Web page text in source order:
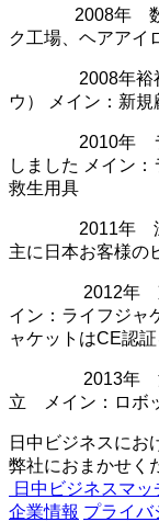
2008年 数十社
ク工場、ヘアアイ
2008年裕祥実
ウ） メイン：新
2010年 ライ
しました メイン
救生用具
2011年 深セン
主に日本お客様の
2012年 東莞
イン：ライフジャ
ャケットはCE認証
2013年 深セ
立 メイン：ロボ
日中ビジネスにお
弊社におまかせく
日中ビジネスマ
企業情報 プライバ